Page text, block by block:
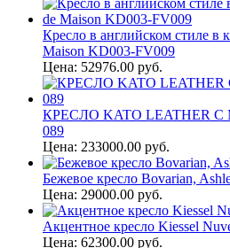
Кресло в английском стиле в
Maison KD003-FV009
Цена: 52976.00 руб.
КРЕСЛО KATO LEATHER
089
Цена: 233000.00 руб.
Бежевое кресло Bovarian,
Цена: 29000.00 руб.
Акцентное кресло Kiessel
Цена: 62300.00 руб.